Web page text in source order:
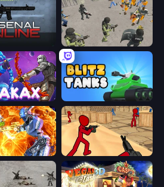
Battle Simulator: Prison & Police
Heroes Stickman Counter Terror Strike